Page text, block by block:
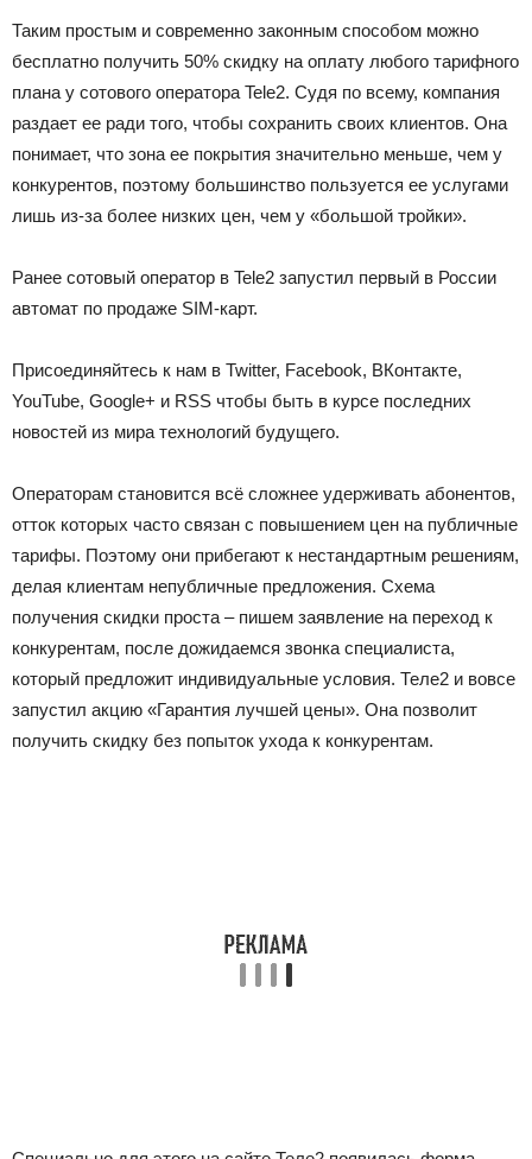
Таким простым и современно законным способом можно
бесплатно получить 50% скидку на оплату любого тарифного
плана у сотового оператора Tele2. Судя по всему, компания
раздает ее ради того, чтобы сохранить своих клиентов. Она
понимает, что зона ее покрытия значительно меньше, чем у
конкурентов, поэтому большинство пользуется ее услугами
лишь из-за более низких цен, чем у «большой тройки».
Ранее сотовый оператор в Tele2 запустил первый в России
автомат по продаже SIM-карт.
Присоединяйтесь к нам в Twitter, Facebook, ВКонтакте,
YouTube, Google+ и RSS чтобы быть в курсе последних
новостей из мира технологий будущего.
Операторам становится всё сложнее удерживать абонентов,
отток которых часто связан с повышением цен на публичные
тарифы. Поэтому они прибегают к нестандартным решениям,
делая клиентам непубличные предложения. Схема
получения скидки проста – пишем заявление на переход к
конкурентам, после дожидаемся звонка специалиста,
который предложит индивидуальные условия. Теле2 и вовсе
запустил акцию «Гарантия лучшей цены». Она позволит
получить скидку без попыток ухода к конкурентам.